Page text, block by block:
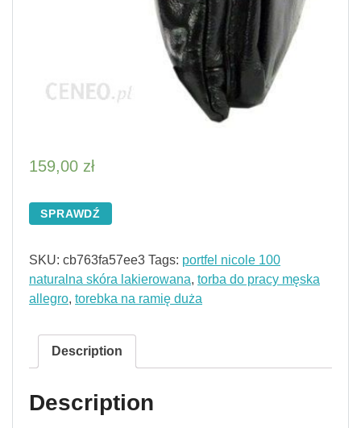
159,00 zł
SPRAWDŹ
SKU: cb763fa57ee3 Tags: portfel nicole 100
naturalna skóra lakierowana, torba do pracy męska
allegro, torebka na ramię duża
Description
Description